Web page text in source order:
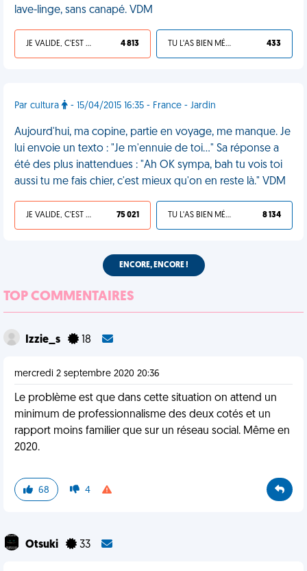
lave-linge, sans canapé. VDM
JE VALIDE, C'EST UNE VDM 4 813 TU L'AS BIEN MÉRITÉ 433
Par cultura - 15/04/2015 16:35 - France - Jardin
Aujourd'hui, ma copine, partie en voyage, me manque. Je
lui envoie un texto : "Je m'ennuie de toi…" Sa réponse a
été des plus inattendues : "Ah OK sympa, bah tu vois toi
aussi tu me fais chier, c'est mieux qu'on en reste là." VDM
JE VALIDE, C'EST UNE VDM 75 021 TU L'AS BIEN MÉRITÉ 8 134
ENCORE, ENCORE !
TOP COMMENTAIRES
Izzie_s 18
mercredi 2 septembre 2020 20:36
Le problème est que dans cette situation on attend un
minimum de professionnalisme des deux cotés et un
rapport moins familier que sur un réseau social. Même en
2020.
68 4
Otsuki 33